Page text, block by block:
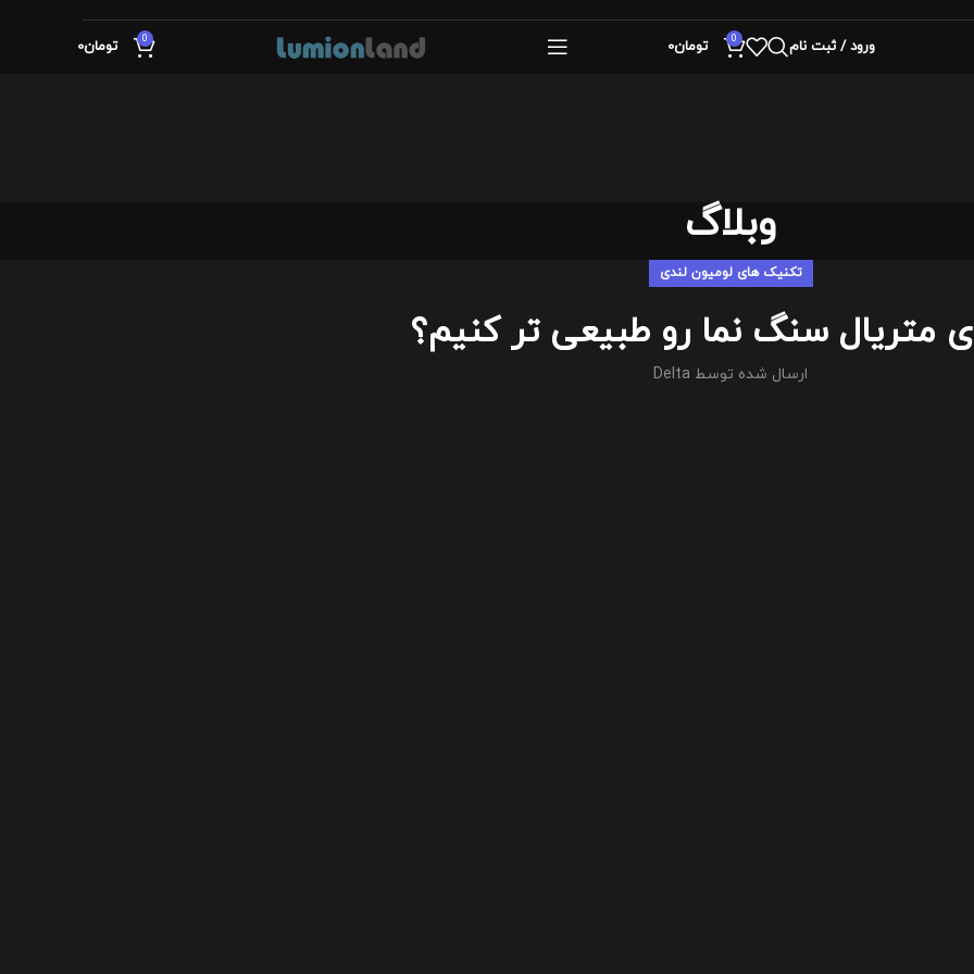
ورود / ثبت نام 0 تومان0
0 تومان0
وبلاگ
تکنیک های لومیون لندی
متریال سنگ نما رو طبیعی تر کنیم؟
ارسال شده توسط Delta